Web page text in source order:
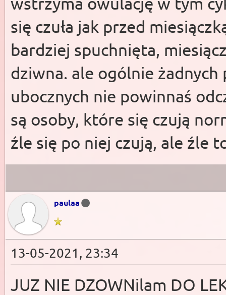
się czuła jak przed
bardziej spuchnięta,
dziwna. ale ogólnie
ubocznych nie powinnaś
są osoby, które się czują
źle się po niej czują, ale źle
paulaa
13-05-2021, 23:34
JUZ NIE DZOWNilam DO